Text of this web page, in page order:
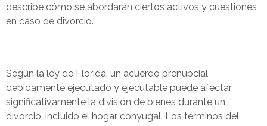
describe cómo se abordarán ciertos activos y cuestiones
en caso de divorcio.
Según la ley de Florida, un acuerdo prenupcial
debidamente ejecutado y ejecutable puede afectar
significativamente la división de bienes durante un
divorcio, incluido el hogar conyugal. Los términos del